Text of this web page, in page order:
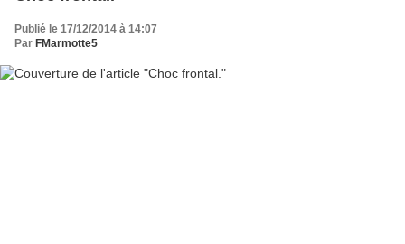
Publié le 17/12/2014 à 14:07
Par FMarmotte5